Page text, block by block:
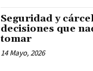
Seguridad y
decisiones que
tomar
14 Mayo, 2026